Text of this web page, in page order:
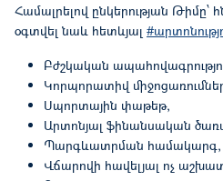
Համալրելով ընկերության Թիմը՝
օգտվել նաև հետևյալ
Բժշկական
Կորպորատիվ
Սպորտային փաթեթ,
Արտոնյալ ֆինանսական
Պարգևատրման համակարգ,
Վճարովի հավելյալ ոչ